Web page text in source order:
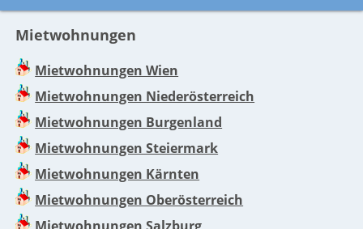
Mietwohnungen
Mietwohnungen Wien
Mietwohnungen Niederösterreich
Mietwohnungen Burgenland
Mietwohnungen Steiermark
Mietwohnungen Kärnten
Mietwohnungen Oberösterreich